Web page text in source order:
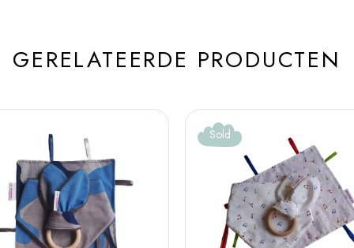
GERELATEERDE PRODUCTEN
Sold